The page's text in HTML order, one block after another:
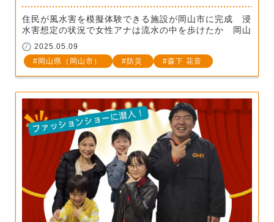
住民が風水害を模擬体験できる施設が岡山市に完成 浸
水害想定の状況で女性アナは流水の中を歩けたか 岡山
2025.05.09
岡山県（岡山市）
防災 森下 花音